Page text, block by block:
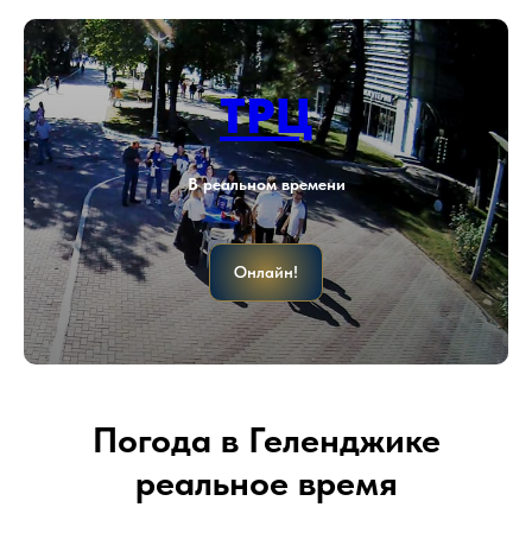
ТРЦ
В реальном времени
Онлайн!
Погода в Геленджике
реальное время